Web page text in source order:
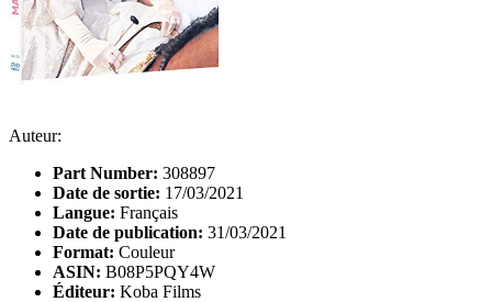
Auteur:
Part Number: 308897
Date de sortie: 17/03/2021
Langue: Français
Date de publication: 31/03/2021
Format: Couleur
ASIN: B08P5PQY4W
Éditeur: Koba Films